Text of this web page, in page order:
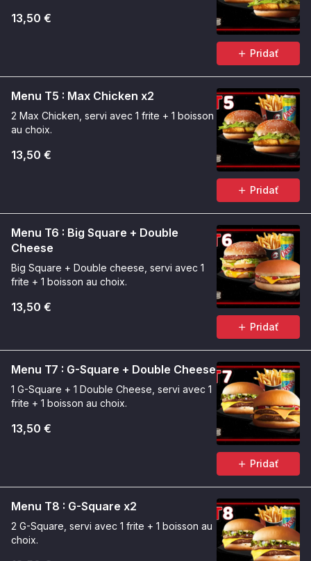
13,50 €
Pridať
Menu T5 : Max Chicken x2
2 Max Chicken, servi avec 1 frite + 1 boisson
au choix.
13,50 €
Pridať
Menu T6 : Big Square + Double
Cheese
Big Square + Double cheese, servi avec 1
frite + 1 boisson au choix.
13,50 €
Pridať
Menu T7 : G-Square + Double Cheese
1 G-Square + 1 Double Cheese, servi avec 1
frite + 1 boisson au choix.
13,50 €
Pridať
Menu T8 : G-Square x2
2 G-Square, servi avec 1 frite + 1 boisson au
choix.